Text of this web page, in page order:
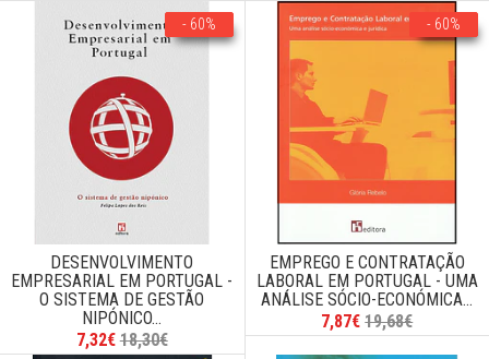
- 60%
DESENVOLVIMENTO
EMPRESARIAL EM PORTUGAL -
O SISTEMA DE GESTÃO
NIPÓNICO...
7,32€ 18,30€
- 60%
EMPREGO E CONTRATAÇÃO
LABORAL EM PORTUGAL - UMA
ANÁLISE SÓCIO-ECONÓMICA...
7,87€ 19,68€